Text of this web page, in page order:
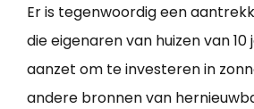
Er is tegenwoordig een
die eigenaren van huizen van
aanzet om te investeren in
andere bronnen van